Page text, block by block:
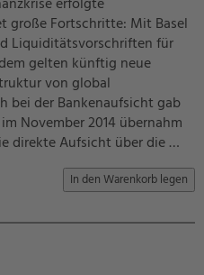
erfolgte
große Fortschritte: Mit Basel
Liquiditätsvorschriften für
gelten künftig neue
von global
bei der Bankenaufsicht gab
November 2014 übernahm
direkte Aufsicht über die …